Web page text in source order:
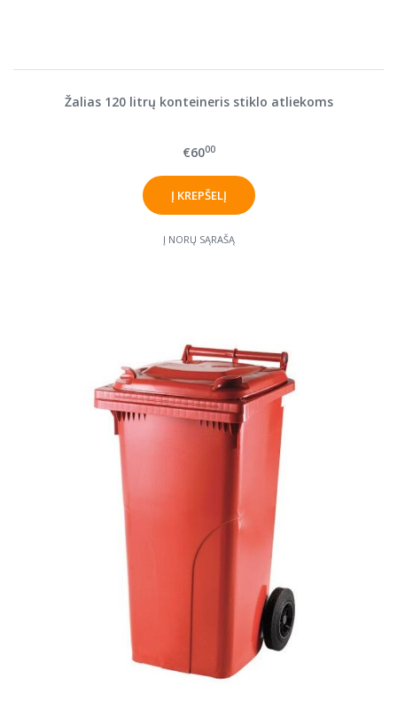
Žalias 120 litrų konteineris stiklo atliekoms
€6000
Į NORŲ SĄRAŠĄ